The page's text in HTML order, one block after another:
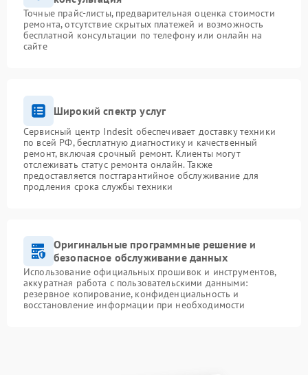
Точные прайс-листы, предварительная оценка стоимости
ремонта, отсутствие скрытых платежей и возможность
бесплатной консультации по телефону или онлайн на
сайте
Широкий спектр услуг
Сервисный центр Indesit обеспечивает доставку техники
по всей РФ, бесплатную диагностику и качественный
ремонт, включая срочный ремонт. Клиенты могут
отслеживать статус ремонта онлайн. Также
предоставляется постгарантийное обслуживание для
продления срока службы техники
Оригинальные программные решение и
безопасное обслуживание данных
Использование официальных прошивок и инструментов,
аккуратная работа с пользовательскими данными:
резервное копирование, конфиденциальность и
восстановление информации при необходимости